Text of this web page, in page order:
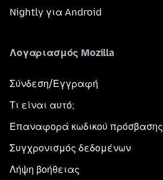
Nightly για Android
Λογαριασμός Mozilla
Σύνδεση/Εγγραφή
Τι είναι αυτό;
Επαναφορά κωδικού πρόσβασης
Συγχρονισμός δεδομένων
Λήψη βοήθειας